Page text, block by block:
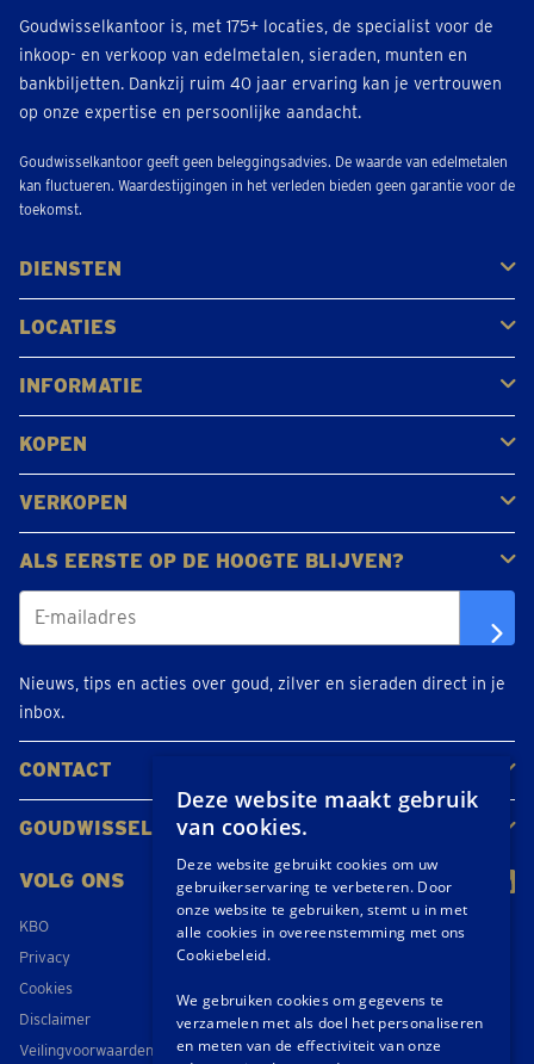
Goudwisselkantoor is, met 175+ locaties, de specialist voor de
inkoop- en verkoop van edelmetalen, sieraden, munten en
bankbiljetten. Dankzij ruim 40 jaar ervaring kan je vertrouwen
op onze expertise en persoonlijke aandacht.
Goudwisselkantoor geeft geen beleggingsadvies. De waarde van edelmetalen
kan fluctueren. Waardestijgingen in het verleden bieden geen garantie voor de
toekomst.
DIENSTEN
Kopen
Verkopen
Veilen
LOCATIES
Antwerpen
Brugge
Kapellen
Leuven
Mol
Schilde
Sint-Niklaas
Bekijk alle locaties
INFORMATIE
Veelgestelde vragen
Klantbeoordelingen
KOPEN
Goud kopen
Platina en palladium kopen
Zilver kopen
VERKOPEN
Gouden juwelen
Gouden munten
Gouden staven
ALS EERSTE OP DE HOOGTE BLIJVEN?
Nieuws, tips en acties over goud, zilver en sieraden direct in je
inbox.
CONTACT
Neem contact op
Maak een afspraak
Locaties
GOUDWISSELKANTOOR
VOLG ONS
KBO
Privacy
Cookies
Disclaimer
Veilingvoorwaarden
Deze website maakt gebruik
van cookies.
Deze website gebruikt cookies om uw
gebruikerservaring te verbeteren. Door
onze website te gebruiken, stemt u in met
alle cookies in overeenstemming met ons
Cookiebeleid.
We gebruiken cookies om gegevens te
verzamelen met als doel het personaliseren
en meten van de effectiviteit van onze